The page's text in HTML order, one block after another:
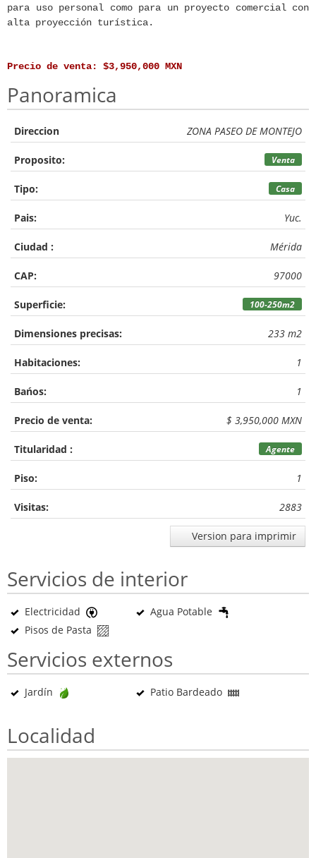
para uso personal como para un proyecto comercial con
alta proyección turística.
Precio de venta: $3,950,000 MXN
Panoramica
Direccion ZONA PASEO DE MONTEJO
Proposito: Venta
Tipo: Casa
Pais: Yuc.
Ciudad : Mérida
CAP: 97000
Superficie: 100-250m2
Dimensiones precisas: 233 m2
Habitaciones: 1
Bańos: 1
Precio de venta: $ 3,950,000 MXN
Titularidad : Agente
Piso: 1
Visitas: 2883
Version para imprimir
Servicios de interior
Electricidad
Agua Potable
Pisos de Pasta
Servicios externos
Jardín Patio Bardeado
Localidad